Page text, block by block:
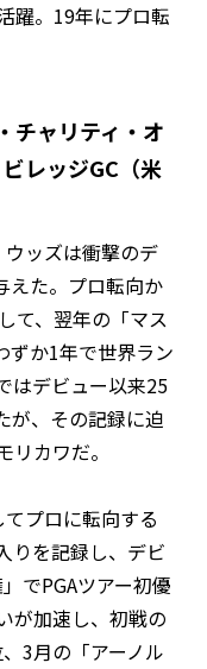
躍。19年にプロ転
チャリティ・オ
レッジGC（米
ッズは衝撃のデ
えた。プロ転向か
て、翌年の「マス
ずか1年で世界ラン
はデビュー以来25
が、その記録に迫
カワだ。
プロに転向する
りを記録し、デビ
でPGAツアー初優
が加速し、初戦の
3月の「アーノル